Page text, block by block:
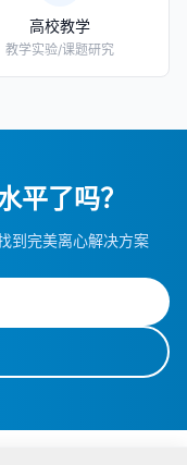
高校教学
教学实验/课题研究
平了吗？
到完美离心解决方案